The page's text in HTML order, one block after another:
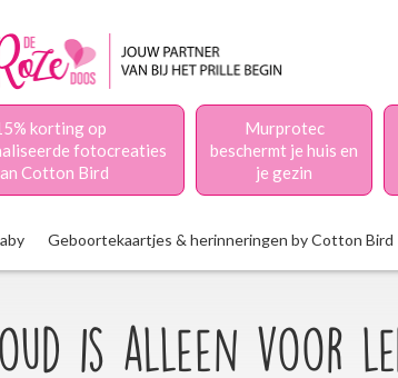
korting op
fotocreaties
Cotton Bird
Murprotec
beschermt je huis en
je gezin
Geboortekaartjes & herinneringen by Cotton Bird
is alleen voor